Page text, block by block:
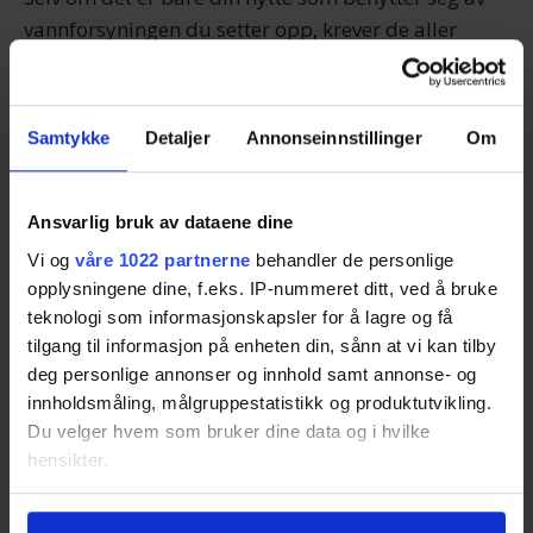
Samtykke Detaljer Annonseinnstillinger Om
Ansvarlig bruk av dataene dine
Vi og våre 1022 partnerne behandler de personlige
opplysningene dine, f.eks. IP-nummeret ditt, ved å bruke
teknologi som informasjonskapsler for å lagre og få
tilgang til informasjon på enheten din, sånn at vi kan tilby
deg personlige annonser og innhold samt annonse- og
innholdsmåling, målgruppestatistikk og produktutvikling.
Du velger hvem som bruker dine data og i hvilke
hensikter.
Hvis du gir oss lov, vil vi også gjerne:
vannforsyningen du setter opp, krever de aller
fleste kommuner at vannforsyningen rapporteres
inn til dem. Grunnene til det kan være så mangt,
men vanligvis må slikt rapporteres inn med hensyn
til reguleringsarbeid i kommunen.
En annen ting du må tenke på er hva som skal
gjøres med avløpsvann fra hytta. Gråvann, det vil si
avløpsvann minus kloakk, regnes nemlig som
forurenset vann og er noe man må søke om for å få
lov til å slippe ut.
DRØM OM BRØNN:
Det aller beste alternativet bdåe for å være
sikker på vann hele året og god kvalitet er å bore en dyp brønn.